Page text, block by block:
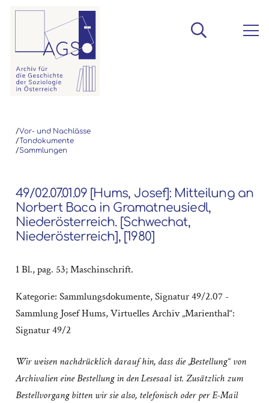
/Vor- und Nachlässe
/Tondokumente
/Sammlungen
49/02.07.01.09 [Hums, Josef]: Mitteilung an
Norbert Baca in Gramatneusiedl,
Niederösterreich. [Schwechat,
Niederösterreich], [1980]
1 Bl., pag. 53; Maschinschrift.
Kategorie: Sammlungsdokumente,Signatur 49/2.07 -
Sammlung Josef Hums,Virtuelles Archiv „Marienthal“:
Signatur 49/2
Wir weisen nachdrücklich darauf hin, dass die „Bestellung“ von
Archivalien eine Bestellung in den Lesesaal ist. Zusätzlich zum
Bestellvorgang bitten wir sie also, telefonisch oder per E-Mail